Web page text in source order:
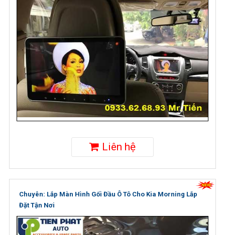
Liên hệ
Chuyên: Lắp Màn Hình Gối Đầu Ô Tô Cho Kia Morning Lắp
Đặt Tận Nơi